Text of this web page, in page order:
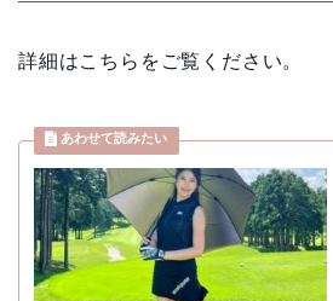
詳細はこちらをご覧ください。